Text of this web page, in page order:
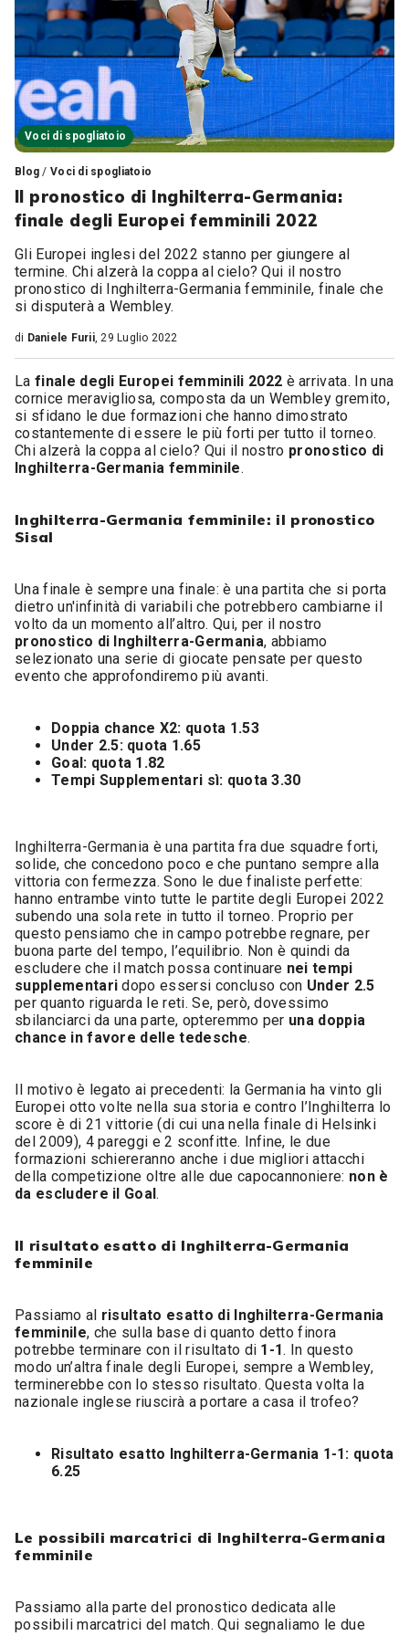
Voci di spogliatoio
Blog / Voci di spogliatoio
Il pronostico di Inghilterra-Germania:
finale degli Europei femminili 2022
Gli Europei inglesi del 2022 stanno per giungere al
termine. Chi alzerà la coppa al cielo? Qui il nostro
pronostico di Inghilterra-Germania femminile, finale che
si disputerà a Wembley.
di Daniele Furii, 29 Luglio 2022
La finale degli Europei femminili 2022 è arrivata. In una
cornice meravigliosa, composta da un Wembley gremito,
si sfidano le due formazioni che hanno dimostrato
costantemente di essere le più forti per tutto il torneo.
Chi alzerà la coppa al cielo? Qui il nostro pronostico di
Inghilterra-Germania femminile.
Inghilterra-Germania femminile: il pronostico
Sisal
Una finale è sempre una finale: è una partita che si porta
dietro un'infinità di variabili che potrebbero cambiarne il
volto da un momento all’altro. Qui, per il nostro
pronostico di Inghilterra-Germania, abbiamo
selezionato una serie di giocate pensate per questo
evento che approfondiremo più avanti.
Doppia chance X2: quota 1.53
Under 2.5: quota 1.65
Goal: quota 1.82
Tempi Supplementari sì: quota 3.30
Inghilterra-Germania è una partita fra due squadre forti,
solide, che concedono poco e che puntano sempre alla
vittoria con fermezza. Sono le due finaliste perfette:
hanno entrambe vinto tutte le partite degli Europei 2022
subendo una sola rete in tutto il torneo. Proprio per
questo pensiamo che in campo potrebbe regnare, per
buona parte del tempo, l’equilibrio. Non è quindi da
escludere che il match possa continuare nei tempi
supplementari dopo essersi concluso con Under 2.5
per quanto riguarda le reti. Se, però, dovessimo
sbilanciarci da una parte, opteremmo per una doppia
chance in favore delle tedesche.
Il motivo è legato ai precedenti: la Germania ha vinto gli
Europei otto volte nella sua storia e contro l’Inghilterra lo
score è di 21 vittorie (di cui una nella finale di Helsinki
del 2009), 4 pareggi e 2 sconfitte. Infine, le due
formazioni schiereranno anche i due migliori attacchi
della competizione oltre alle due capocannoniere: non è
da escludere il Goal.
Il risultato esatto di Inghilterra-Germania
femminile
Passiamo al risultato esatto di Inghilterra-Germania
femminile, che sulla base di quanto detto finora
potrebbe terminare con il risultato di 1-1. In questo
modo un’altra finale degli Europei, sempre a Wembley,
terminerebbe con lo stesso risultato. Questa volta la
nazionale inglese riuscirà a portare a casa il trofeo?
Risultato esatto Inghilterra-Germania 1-1: quota
6.25
Le possibili marcatrici di Inghilterra-Germania
femminile
Passiamo alla parte del pronostico dedicata alle
possibili marcatrici del match. Qui segnaliamo le due